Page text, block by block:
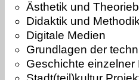
Ästhetik und
Didaktik und
Digitale Medien
Grundlagen der
Geschichte einzelner